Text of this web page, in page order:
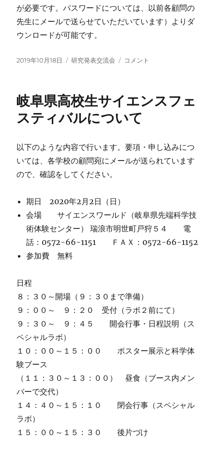
が必要です。パスワードについては、以前各顧問の
先生にメールで送らせていただいています）よりダ
ウンロードが可能です。
投
2019年10月18日
カ
ー
研究発表交流会
研
交
会
い
て
に
コメント
岐阜県高校生サイエンスフェ
スティバルについて
以下のような内容で行います。要項・申し込みにつ
いては、各学校の顧問宛にメールが送られています
ので、確認をしてください。
期日 2020年2月2日（日）
会場 サイエンスワールド（岐阜県先端科学技
術体験センター） 瑞浪市明世町戸狩５４ 電
話：0572-66-1151 ＦＡＸ：0572-66-1152
参加費 無料
日程
８：３０～開場（９：３０まで準備）
９：００～ ９：２０ 受付（ラボ２前にて）
９：３０～ ９：４５ 開会行事・日程説明（ス
ペシャルラボ）
１０：００～１５：００ ポスター展示と科学体
験ブース
（１１：３０～１３：００） 昼食（ブース内メン
バーで交代）
１４：４０～１５：１０ 閉会行事（スペシャル
ラボ）
１５：００～１５：３０ 後片づけ